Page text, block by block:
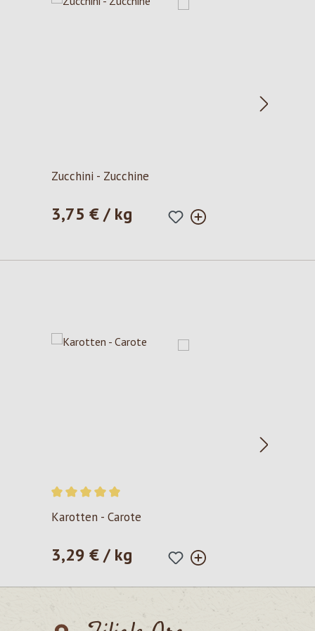
Zucchini - Zucchine
Prezzo normale:
3,75 € / kg
Valutazione media di 5 su 5 stelle
Karotten - Carote
Prezzo normale:
3,29 € / kg